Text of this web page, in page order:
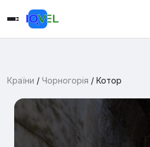
Країни / Чорногорія / Котор